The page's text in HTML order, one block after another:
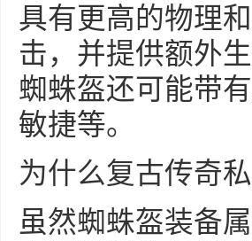
具有更高的物理
击，并提供额外
蜘蛛盔还可能带
敏捷等。
为什么复古传奇
虽然蜘蛛盔装备